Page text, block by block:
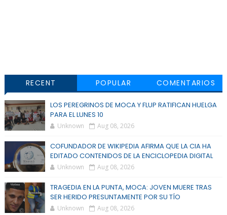
RECENT POPULAR COMENTARIOS
LOS PEREGRINOS DE MOCA Y FLUP RATIFICAN HUELGA
PARA EL LUNES 10
Unknown Aug 08, 2026
COFUNDADOR DE WIKIPEDIA AFIRMA QUE LA CIA HA
EDITADO CONTENIDOS DE LA ENCICLOPEDIA DIGITAL
Unknown Aug 08, 2026
TRAGEDIA EN LA PUNTA, MOCA: JOVEN MUERE TRAS
SER HERIDO PRESUNTAMENTE POR SU TÍO
Unknown Aug 08, 2026